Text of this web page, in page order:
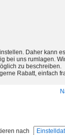
Daher kann
bei uns rumlagen.
zu beschreiben.
Rabatt, einfach
nach